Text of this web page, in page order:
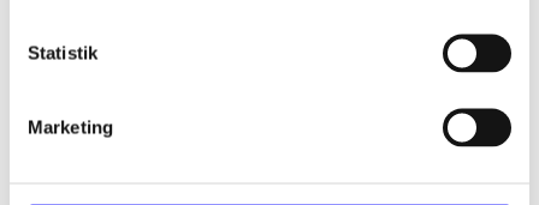
Statistik
Marketing